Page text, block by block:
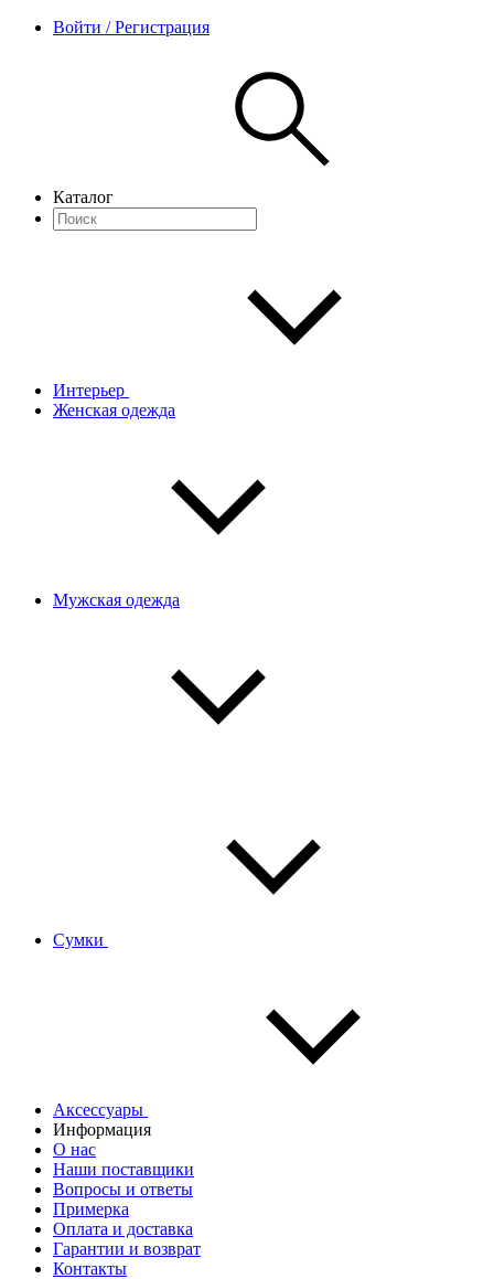
Войти / Регистрация
Каталог
Интерьер
Женская одежда
Мужская одежда
Сумки
Аксессуары
Информация
О нас
Наши поставщики
Вопросы и ответы
Примерка
Оплата и доставка
Гарантии и возврат
Контакты